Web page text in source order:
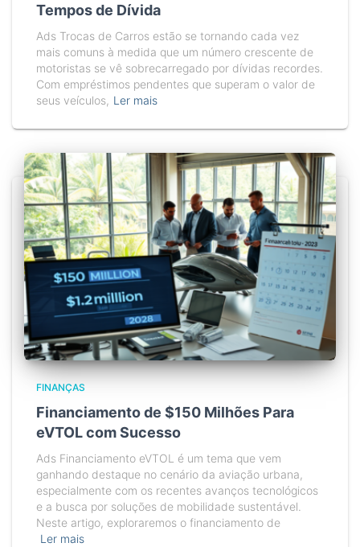
Tempos de Dívida
Ads Trocas de Carros estão se tornando cada vez
mais comuns à medida que um número crescente de
motoristas se vê sobrecarregado por dívidas recordes.
Com empréstimos pendentes que superam o valor de
seus veículos, Ler mais
FINANÇAS
Financiamento de $150 Milhões Para
eVTOL com Sucesso
Ads Financiamento eVTOL é um tema que vem
ganhando destaque no cenário da aviação urbana,
especialmente com os recentes avanços tecnológicos
e a busca por soluções de mobilidade sustentável.
Neste artigo, exploraremos o financiamento de
Ler mais